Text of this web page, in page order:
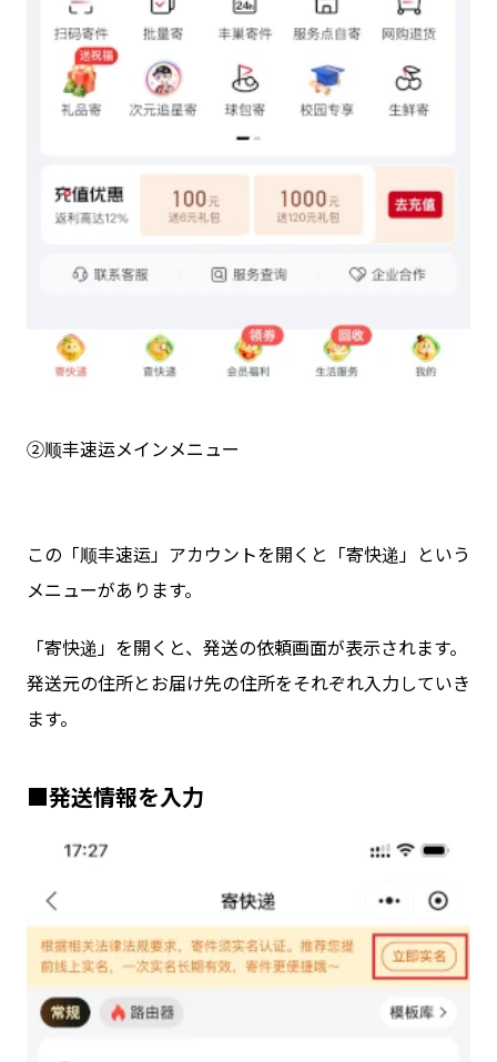
②顺丰速运メインメニュー
この「顺丰速运」アカウントを開くと「寄快递」という
メニューがあります。
「寄快递」を開くと、発送の依頼画面が表示されます。
発送元の住所とお届け先の住所をそれぞれ入力していき
ます。
■発送情報を入力